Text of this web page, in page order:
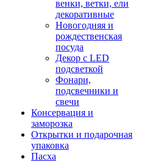
венки, ветки, ели
декоративные
Новогодняя и
рождественская
посуда
Декор с LED
подсветкой
Фонари,
подсвечники и
свечи
Консервация и
заморозка
Открытки и подарочная
упаковка
Пасха